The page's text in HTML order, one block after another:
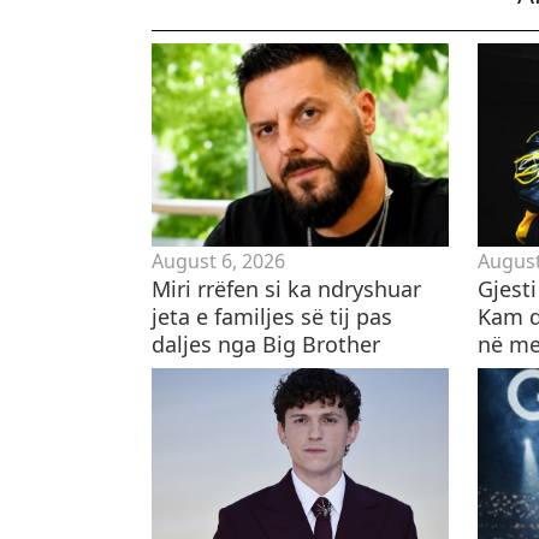
August 6, 2026
Miri rrëfen si ka ndryshuar
jeta e familjes së tij pas
daljes nga Big Brother
Kam
në